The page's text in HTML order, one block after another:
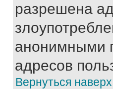
разрешена
анонимными
адресов
Вернуться наверх